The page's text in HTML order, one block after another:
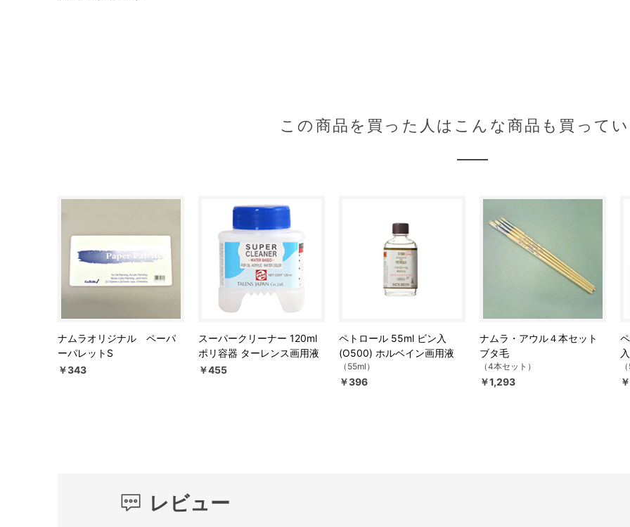
この商品を買った人はこんな商品も買って
ナムラオリジナル ペーパ
ーパレットS
￥343
スーパークリーナー 120ml
ポリ容器 ターレンス画用液
￥455
ペトロール 55ml ビン入
(O500) ホルベイン画用液
（55ml）
￥396
ナムラ・アウル４本セット
ブタ毛
（4本セット）
￥1,293
レビュー